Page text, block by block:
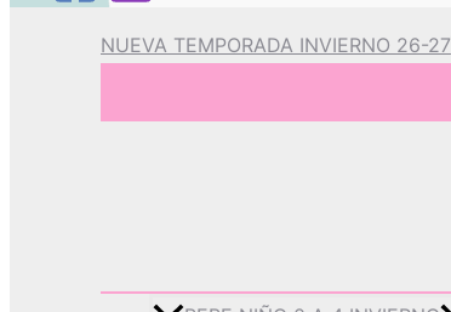
NUEVA TEMPORADA INVIERNO 26-27